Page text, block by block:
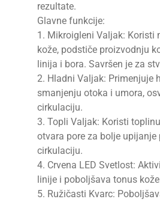
rezultate.
Glavne funkcije:
1. Mikroigleni Valjak: Koristi
kože, podstiče proizvodnju
linija i bora. Savršen je za
2. Hladni Valjak: Primenjuje
smanjenju otoka i umora,
cirkulaciju.
3. Topli Valjak: Koristi
otvara pore za bolje
cirkulaciju.
4. Crvena LED Svetlost:
linije i poboljšava tonus
5. Ružičasti Kvarc: